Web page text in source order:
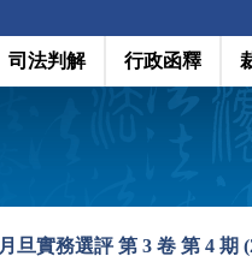
司法判解 行政函釋
月旦實務選評 第 3 卷 第 4 期